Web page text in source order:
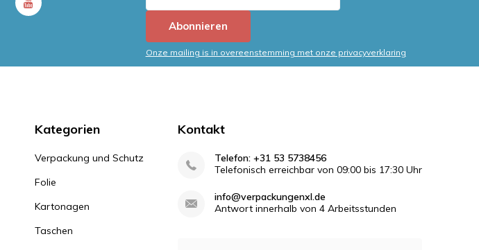
Abonnieren
Onze mailing is in overeenstemming met onze privacyverklaring
Kategorien
Verpackung und Schutz
Folie
Kartonagen
Taschen
Kontakt
Telefon: +31 53 5738456
Telefonisch erreichbar von 09:00 bis 17:30 Uhr
info@verpackungenxl.de
Antwort innerhalb von 4 Arbeitsstunden